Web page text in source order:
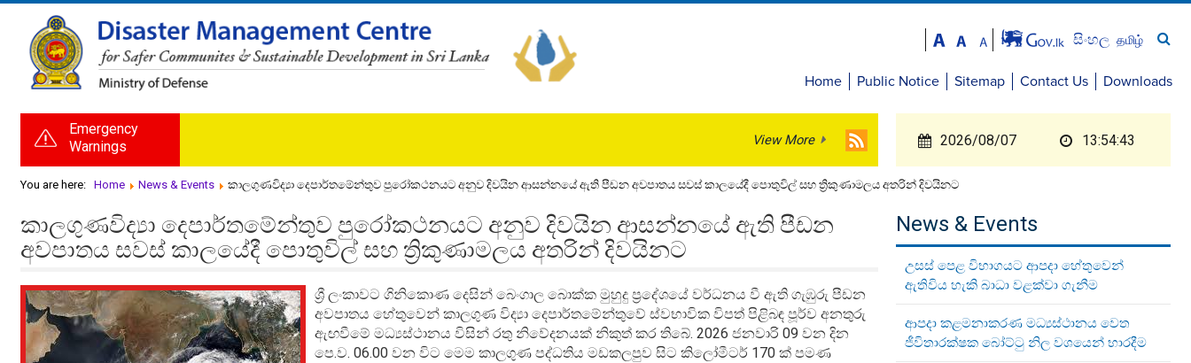
සිංහල தமிழ்
Home Public Notice Sitemap Contact Us Downloads
Emergency
Warnings
View More 2026/08/07 13:54:43
You are here: Home News & Events කාලගුණවිද්‍යා දෙපාර්තමේන්තුව පුරෝකථනයට අනුව දිවයින ආසන්නයේ ඇති පීඩන අවපාතය සවස් කාලයේදී පොතුවිල් සහ ත්‍රිකුණාමලය අතරින් දිවයිනට
කාලගුණවිද්‍යා දෙපාර්තමේන්තුව පුරෝකථනයට අනුව දිවයින ආසන්නයේ ඇති පීඩන
අවපාතය සවස් කාලයේදී පොතුවිල් සහ ත්‍රිකුණාමලය අතරින් දිවයිනට
ශ්‍රී ලංකාවට ගිනිකොණ දෙසින් බෙංගාල බොක්ක මුහුදු ප්‍රදේශයේ වර්ධනය වී ඇති ගැඹුරු පීඩන
අවපාතය හේතුවෙන් කාලගුණ විද්‍යා දෙපාර්තමේන්තුවේ ස්වභාවික විපත් පිළිබඳ පූර්ව අනතුරු
ඇඟවීමේ මධ්‍යස්ථානය විසින් රතු නිවේදනයක් නිකුත් කර තිබේ. 2026 ජනවාරි 09 වන දින
පෙ.ව. 06.00 වන විට මෙම කාලගුණ පද්ධතිය මඩකලපුව සිට කිලෝමීටර් 170 ක් පමණ
News & Events
උසස් පෙළ විභාගයට ආපදා හේතුවෙන්
ඇතිවිය හැකි බාධා වළක්වා ගැනීම
ආපදා කළමනාකරණ මධ්‍යස්ථානය වෙත
ජීවිතාරක්ෂක බෝට්ටු නිල වශයෙන් භාරදීම